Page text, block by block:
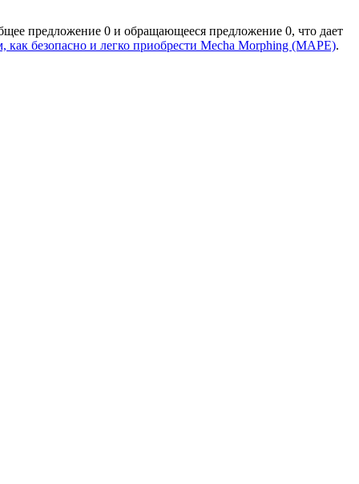
предложение 0 и обращающееся предложение 0, что дает
как безопасно и легко приобрести Mecha Morphing (MAPE).